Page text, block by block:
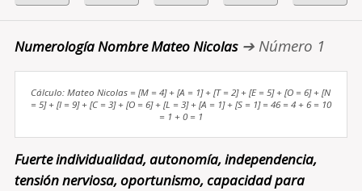
Numerología Nombre Mateo Nicolas➔ Número 1
Cálculo: Mateo Nicolas = [M = 4] + [A = 1] + [T = 2] + [E = 5] + [O = 6] + [N
= 5] + [I = 9] + [C = 3] + [O = 6] + [L = 3] + [A = 1] + [S = 1] = 46 = 4 + 6 = 10
= 1 + 0 = 1
Fuerte individualidad, autonomía, independencia,
tensión nerviosa, oportunismo, capacidad para